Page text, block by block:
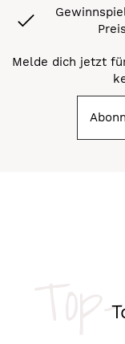
Melde dich jetzt